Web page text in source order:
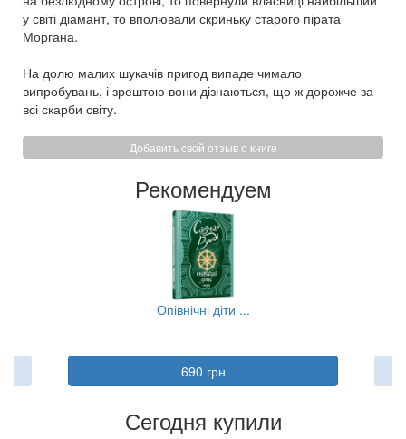
у світі діамант, то вполювали скриньку старого пірата
Моргана.
На долю малих шукачів пригод випаде чимало
випробувань, і зрештою вони дізнаються, що ж дорожче за
всі скарби світу.
Добавить свой отзыв о книге
Рекомендуем
Опівнічні діти ...
690 грн
Сегодня купили